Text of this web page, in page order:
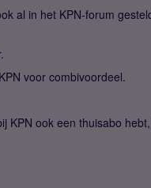
al in het KPN-forum
voor combivoordeel.
KPN ook een thuisabo